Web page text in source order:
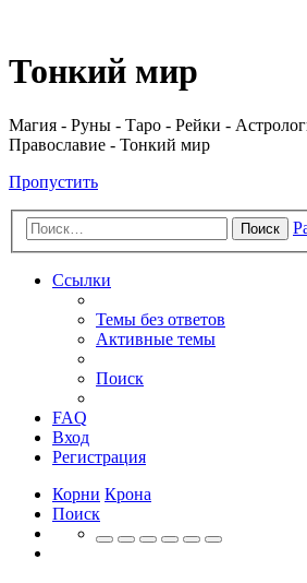
Тонкий мир
Магия - Руны - Таро - Рейки -
Православие - Тонкий мир
Пропустить
Поиск
Ссылки
Темы без ответов
Активные темы
Поиск
FAQ
Вход
Регистрация
Корни Крона
Поиск